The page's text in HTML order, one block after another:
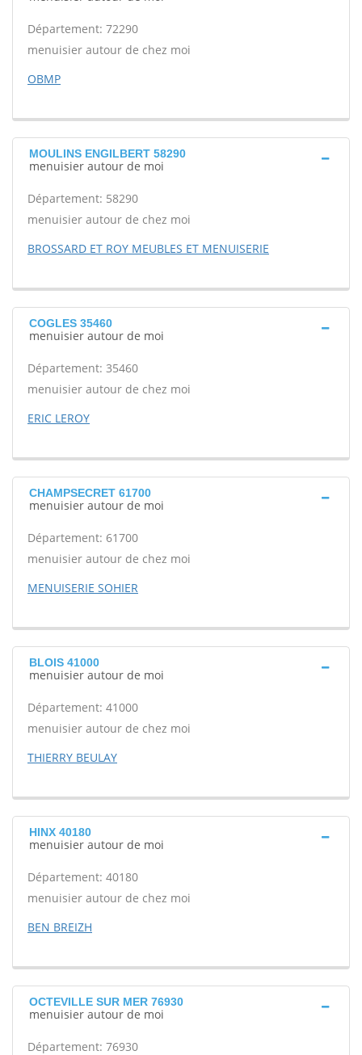
Département: 72290
menuisier autour de chez moi
OBMP
MOULINS ENGILBERT 58290
menuisier autour de moi
Département: 58290
menuisier autour de chez moi
BROSSARD ET ROY MEUBLES ET MENUISERIE
COGLES 35460
menuisier autour de moi
Département: 35460
menuisier autour de chez moi
ERIC LEROY
CHAMPSECRET 61700
menuisier autour de moi
Département: 61700
menuisier autour de chez moi
MENUISERIE SOHIER
BLOIS 41000
menuisier autour de moi
Département: 41000
menuisier autour de chez moi
THIERRY BEULAY
HINX 40180
menuisier autour de moi
Département: 40180
menuisier autour de chez moi
BEN BREIZH
OCTEVILLE SUR MER 76930
menuisier autour de moi
Département: 76930